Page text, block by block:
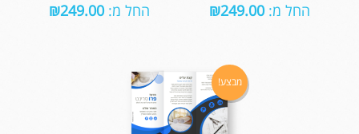
out
החל מ: ₪249.00
out
החל מ: ₪249.00
מבצע!